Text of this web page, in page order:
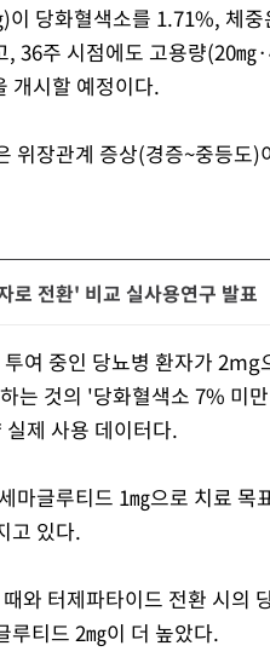
이 당화혈색소를 1.71%, 체
36주 시점에도 고용량(20㎎
개시할 예정이다.
위장관계 증상(경증~중등도
로 전환' 비교 실사용연구 발표
여 중인 당뇨병 환자가
는 것의 '당화혈색소 7% 미
제 사용 데이터다.
마글루티드 1㎎으로 치료
고 있다.
와 터제파타이드 전환 시의
루티드 2㎎이 더 높았다.